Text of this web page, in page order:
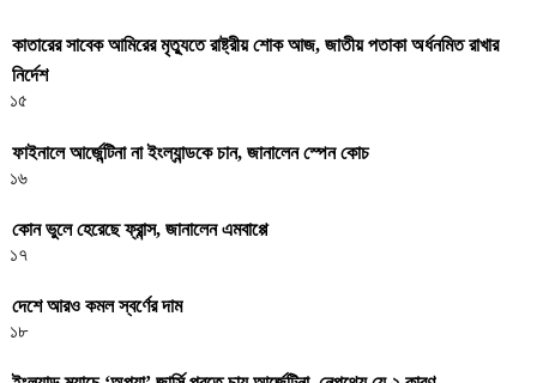
কাতারের সাবেক আমিরের মৃত্যুতে রাষ্ট্রীয় শোক আজ, জাতীয় পতাকা অর্ধনমিত রাখার
নির্দেশ
১৫
ফাইনালে আর্জেন্টিনা না ইংল্যান্ডকে চান, জানালেন স্পেন কোচ
১৬
কোন ভুলে হেরেছে ফ্রান্স, জানালেন এমবাপ্পে
১৭
দেশে আরও কমল স্বর্ণের দাম
১৮